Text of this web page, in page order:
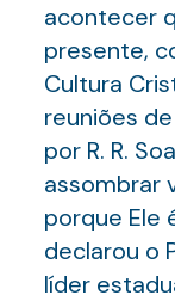
acontecer
presente,
Cultura
reuniões
por R. R.
assombrar
porque Ele
declarou o
líder